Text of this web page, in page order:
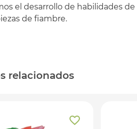
el desarrollo de habilidades
de fiambre.
relacionados